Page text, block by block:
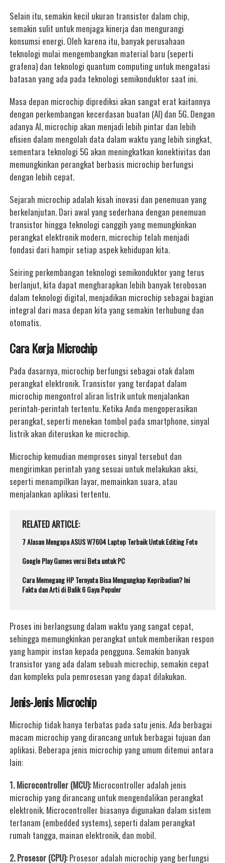
Selain itu, semakin kecil ukuran transistor dalam chip,
semakin sulit untuk menjaga kinerja dan mengurangi
konsumsi energi. Oleh karena itu, banyak perusahaan
teknologi mulai mengembangkan material baru (seperti
grafena) dan teknologi quantum computing untuk mengatasi
batasan yang ada pada teknologi semikonduktor saat ini.
Masa depan microchip diprediksi akan sangat erat kaitannya
dengan perkembangan kecerdasan buatan (AI) dan 5G. Dengan
adanya AI, microchip akan menjadi lebih pintar dan lebih
efisien dalam mengolah data dalam waktu yang lebih singkat,
sementara teknologi 5G akan meningkatkan konektivitas dan
memungkinkan perangkat berbasis microchip berfungsi
dengan lebih cepat.
Sejarah microchip adalah kisah inovasi dan penemuan yang
berkelanjutan. Dari awal yang sederhana dengan penemuan
transistor hingga teknologi canggih yang memungkinkan
perangkat elektronik modern, microchip telah menjadi
fondasi dari hampir setiap aspek kehidupan kita.
Seiring perkembangan teknologi semikonduktor yang terus
berlanjut, kita dapat mengharapkan lebih banyak terobosan
dalam teknologi digital, menjadikan microchip sebagai bagian
integral dari masa depan kita yang semakin terhubung dan
otomatis.
Cara Kerja Microchip
Pada dasarnya, microchip berfungsi sebagai otak dalam
perangkat elektronik. Transistor yang terdapat dalam
microchip mengontrol aliran listrik untuk menjalankan
perintah-perintah tertentu. Ketika Anda mengoperasikan
perangkat, seperti menekan tombol pada smartphone, sinyal
listrik akan diteruskan ke microchip.
Microchip kemudian memproses sinyal tersebut dan
mengirimkan perintah yang sesuai untuk melakukan aksi,
seperti menampilkan layar, memainkan suara, atau
menjalankan aplikasi tertentu.
RELATED ARTICLE
7 Alasan Mengapa ASUS W7604 Laptop Terbaik Untuk Editing Foto
Google Play Games versi Beta untuk PC
Cara Memegang HP Ternyata Bisa Mengungkap Kepribadian? Ini
Fakta dan Arti di Balik 6 Gaya Populer
Proses ini berlangsung dalam waktu yang sangat cepat,
sehingga memungkinkan perangkat untuk memberikan respon
yang hampir instan kepada pengguna. Semakin banyak
transistor yang ada dalam sebuah microchip, semakin cepat
dan kompleks pula pemrosesan yang dapat dilakukan.
Jenis-Jenis Microchip
Microchip tidak hanya terbatas pada satu jenis. Ada berbagai
macam microchip yang dirancang untuk berbagai tujuan dan
aplikasi. Beberapa jenis microchip yang umum ditemui antara
lain:
1. Microcontroller (MCU):Microcontroller adalah jenis
microchip yang dirancang untuk mengendalikan perangkat
elektronik. Microcontroller biasanya digunakan dalam sistem
tertanam (embedded systems), seperti dalam perangkat
rumah tangga, mainan elektronik, dan mobil.
2. Prosesor (CPU):Prosesor adalah microchip yang berfungsi